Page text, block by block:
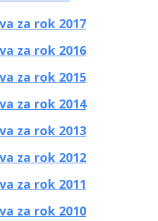
za rok 2017
za rok 2016
za rok 2015
za rok 2014
za rok 2013
za rok 2012
za rok 2011
za rok 2010